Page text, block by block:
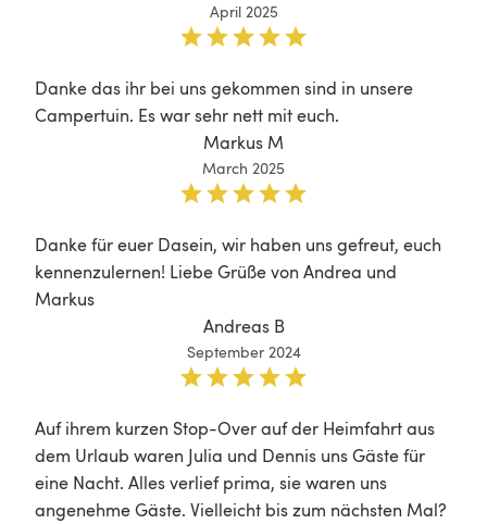
April 2025
Danke das ihr bei uns gekommen sind in unsere
Campertuin. Es war sehr nett mit euch.
Markus M
March 2025
Danke für euer Dasein, wir haben uns gefreut, euch
kennenzulernen! Liebe Grüße von Andrea und
Markus
Andreas B
September 2024
Auf ihrem kurzen Stop-Over auf der Heimfahrt aus
dem Urlaub waren Julia und Dennis uns Gäste für
eine Nacht. Alles verlief prima, sie waren uns
angenehme Gäste. Vielleicht bis zum nächsten Mal?